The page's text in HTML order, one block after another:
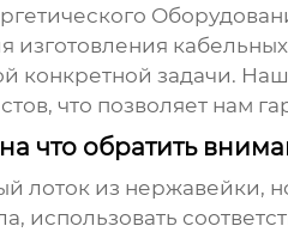
изготовления
конкретной задачи.
что позволяет нам
что обратить
лоток из нержавейки,
использовать